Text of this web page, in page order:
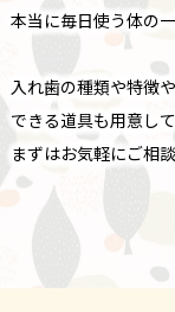
本当に毎日使う体の
入れ歯の種類や特徴
できる道具も用意し
まずはお気軽にご相談